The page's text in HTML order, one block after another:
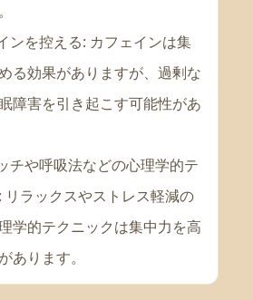
ンを控える: カフェインは集
る効果がありますが、過剰な
障害を引き起こす可能性があ
チや呼吸法などの心理学的テ
リラックスやストレス軽減の
学的テクニックは集中力を高
あります。